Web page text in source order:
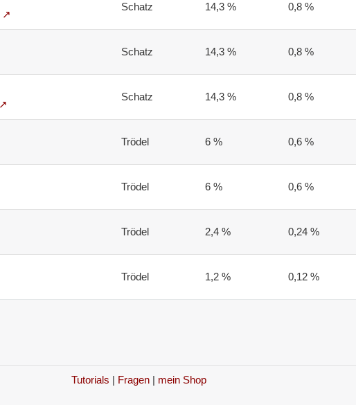
Schatz 14,3 % 0,8 %
Schatz 14,3 % 0,8 %
Schatz 14,3 % 0,8 %
Trödel 6 % 0,6 %
Trödel 6 % 0,6 %
Trödel 2,4 % 0,24 %
Trödel 1,2 % 0,12 %
Tutorials | Fragen| mein Shop